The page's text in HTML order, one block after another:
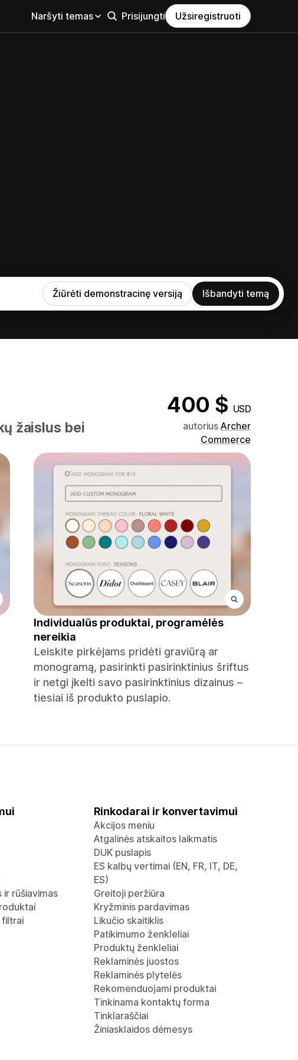
Naršyti temas Prisijungti Užsiregistruoti
Žiūrėti demonstracinę versiją Išbandyti temą
400 $ USD
žaislus bei
autorius Archer
Commerce
Individualūs produktai, programėlės
nereikia
Leiskite pirkėjams pridėti graviūrą ar
monogramą, pasirinkti pasirinktinius šriftus
ir netgi įkelti savo pasirinktinius dizainus –
tiesiai iš produkto puslapio.
rūšiavimas
filtrai
Rinkodarai ir konvertavimui
Akcijos meniu
Atgalinės atskaitos laikmatis
DUK puslapis
ES kalbų vertimai (EN, FR, IT, DE,
ES)
Greitoji peržiūra
Kryžminis pardavimas
Likučio skaitiklis
Patikimumo ženkleliai
Produktų ženkleliai
Reklaminės juostos
Reklaminės plytelės
Rekomenduojami produktai
Tinkinama kontaktų forma
Tinklaraščiai
Žiniasklaidos dėmesys